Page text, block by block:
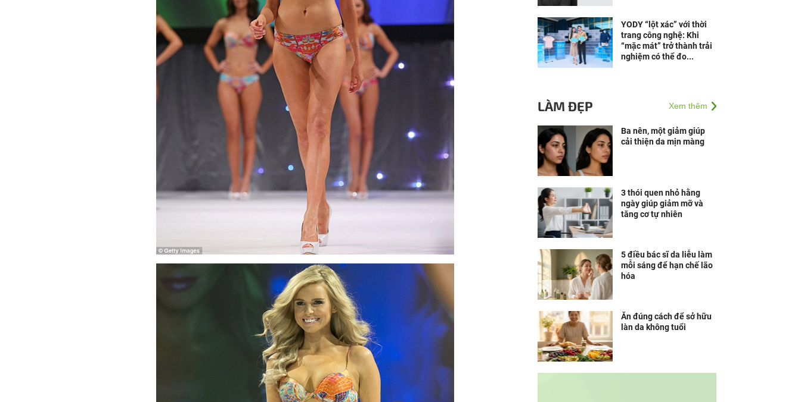
YODY “lột xác” với thời
trang công nghệ: Khi
“mặc mát” trở thành trải
nghiệm có thể đo...
LÀM ĐẸP Xem thêm
Ba nên, một giảm giúp
cải thiện da mịn màng
3 thói quen nhỏ hằng
ngày giúp giảm mỡ và
tăng cơ tự nhiên
5 điều bác sĩ da liễu làm
mỗi sáng để hạn chế lão
hóa
Ăn đúng cách để sở hữu
làn da không tuổi